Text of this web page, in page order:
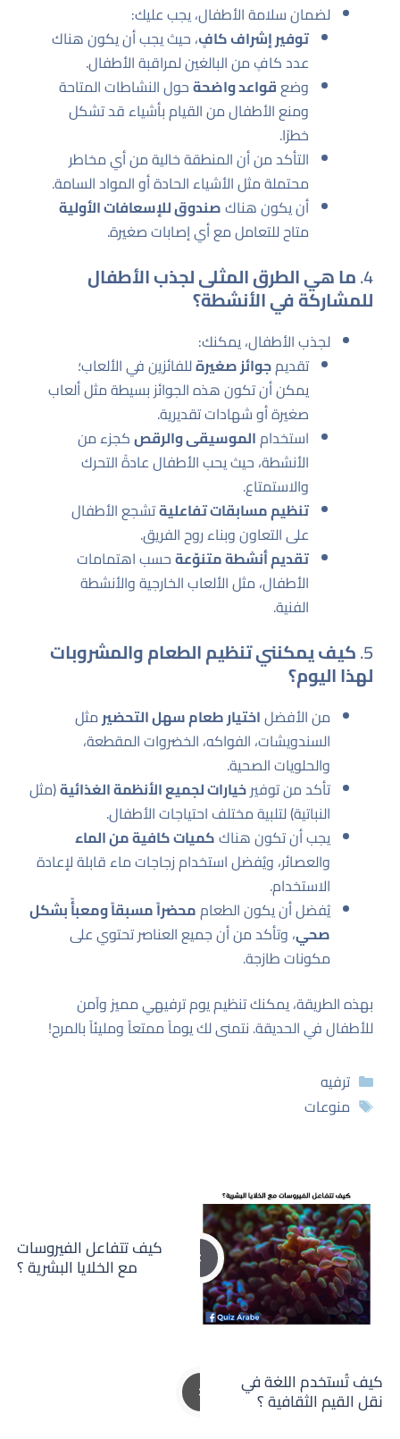
لضمان سلامة الأطفال، يجب عليك:
توفير إشراف كافٍ، حيث يجب أن يكون هناك
عدد كافٍ من البالغين لمراقبة الأطفال.
وضعقواعد واضحةحول النشاطات المتاحة
ومنع الأطفال من القيام بأشياء قد تشكل
خطرًا.
التأكد من أن المنطقة خالية من أي مخاطر
محتملة مثل الأشياء الحادة أو المواد السامة.
أن يكون هناكصندوق للإسعافات الأولية
متاح للتعامل مع أي إصابات صغيرة.
4. ما هي الطرق المثلى لجذب الأطفال
للمشاركة في الأنشطة؟
لجذب الأطفال، يمكنك:
تقديمجوائز صغيرةللفائزين في الألعاب؛
يمكن أن تكون هذه الجوائز بسيطة مثل ألعاب
صغيرة أو شهادات تقديرية.
استخدامالموسيقى والرقصكجزء من
الأنشطة، حيث يحب الأطفال عادةً التحرك
والاستمتاع.
تنظيم مسابقات تفاعليةتشجع الأطفال
على التعاون وبناء روح الفريق.
تقديم أنشطة متنوّعةحسب اهتمامات
الأطفال، مثل الألعاب الخارجية والأنشطة
الفنية.
5. كيف يمكنني تنظيم الطعام والمشروبات
لهذا اليوم؟
من الأفضلاختيار طعام سهل التحضيرمثل
السندويشات، الفواكه، الخضروات المقطعة،
والحلويات الصحية.
تأكد من توفيرخيارات لجميع الأنظمة الغذائية(مثل
النباتية) لتلبية مختلف احتياجات الأطفال.
يجب أن تكون هناككميات كافية من الماء
والعصائر، ويُفضل استخدام زجاجات ماء قابلة لإعادة
الاستخدام.
يُفضل أن يكون الطعاممحضراً مسبقاً ومعبأً بشكل
صحي، وتأكد من أن جميع العناصر تحتوي على
مكونات طازجة.
بهذه الطريقة، يمكنك تنظيم يوم ترفيهي مميز وآمن
للأطفال في الحديقة. نتمنى لك يوماً ممتعاً ومليئاً بالمرح!
التصنيفات
ترفيه
الوسوم
منوعات
كيف تتفاعل الفيروسات
مع الخلايا البشرية ؟
كيف تُستخدم اللغة في
نقل القيم الثقافية ؟